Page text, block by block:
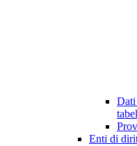
Dati
Enti di